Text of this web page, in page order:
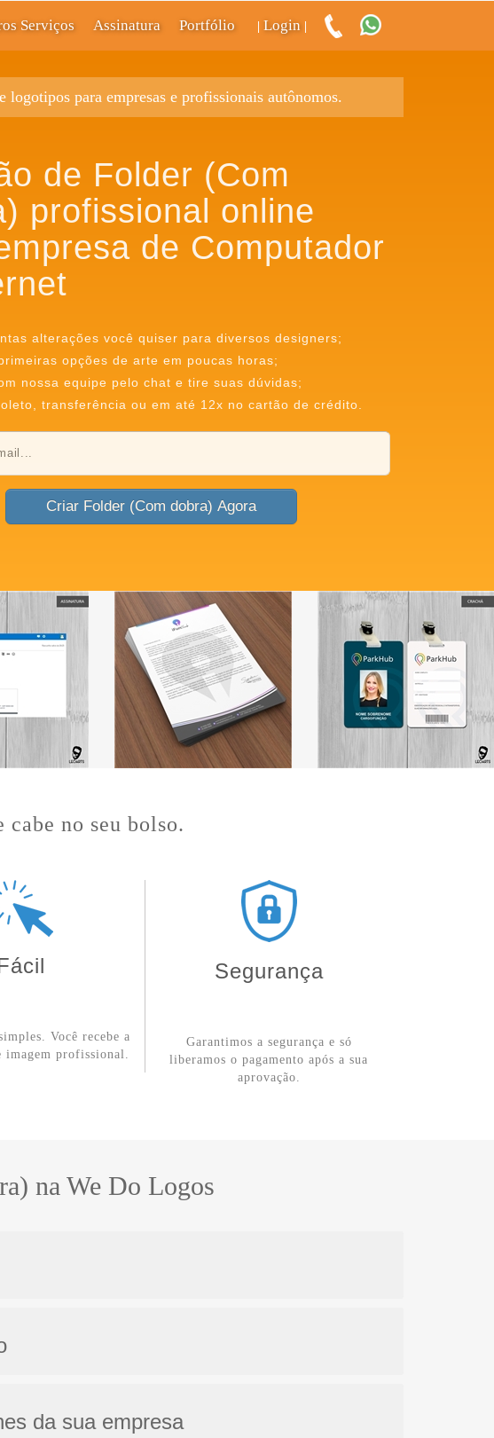
Serviços Assinatura Portfólio Login
para empresas e profissionais autônomos.
de Folder (Com
profissional online
de Computador
alterações você quiser para diversos designers;
opções de arte em poucas horas;
nossa equipe pelo chat e tire suas dúvidas;
transferência ou em até 12x no cartão de crédito.
Criar Folder (Com dobra) Agora
no seu bolso.
Você recebe a
imagem profissional.
Segurança
Garantimos a segurança e só
liberamos o pagamento após a sua
aprovação.
na We Do Logos
da sua empresa